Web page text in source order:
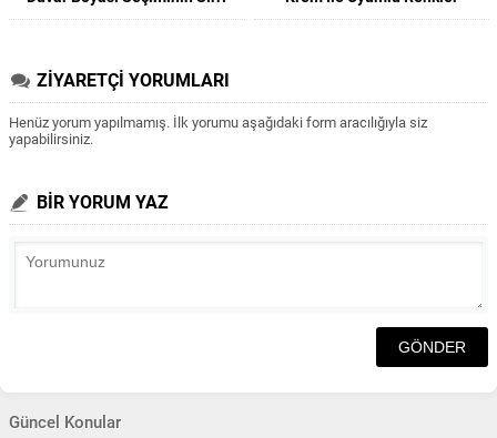
ZİYARETÇİ YORUMLARI
Henüz yorum yapılmamış. İlk yorumu aşağıdaki form aracılığıyla siz
yapabilirsiniz.
BİR YORUM YAZ
Güncel Konular